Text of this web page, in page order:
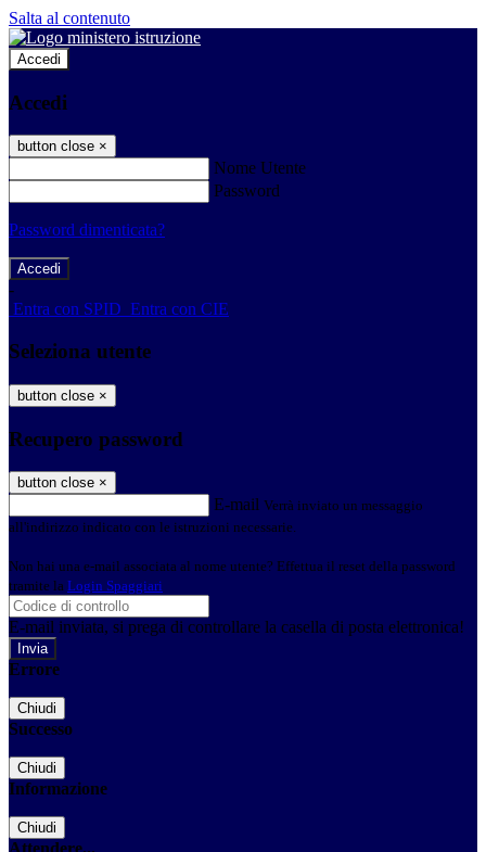
Salta al contenuto
Accedi
Accedi
button close ×
Nome Utente
Password
Password dimenticata?
-
Entra con SPID Entra con CIE
Seleziona utente
button close ×
Recupero password
button close ×
E-mail Verrà inviato un messaggio
all'indirizzo indicato con le istruzioni necessarie.
Non hai una e-mail associata al nome utente? Effettua il reset della password
tramite la Login Spaggiari
E-mail inviata, si prega di controllare la casella di posta elettronica!
Errore
Chiudi
Successo
Chiudi
Informazione
Chiudi